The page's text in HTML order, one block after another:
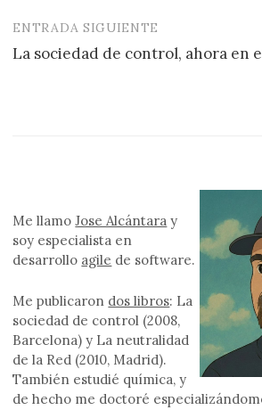
entradas
ENTRADA SIGUIENTE
La sociedad de control, ahora en
Me llamoJose Alcántara y
soy especialista en
desarrollo agile de software.
Me publicaron dos libros: La
sociedad de control (2008,
Barcelona) y La neutralidad
de la Red (2010, Madrid).
También estudié química, y
de hecho me doctoré